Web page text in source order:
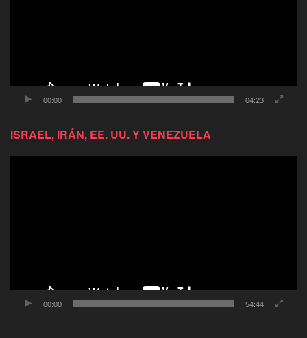
00:00 04:23
ISRAEL, IRÁN, EE. UU. Y VENEZUELA
00:00 54:44